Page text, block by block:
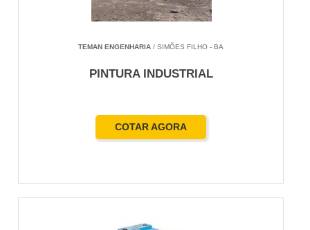
TEMAN ENGENHARIA / SIMÕES FILHO - BA
PINTURA INDUSTRIAL
COTAR AGORA